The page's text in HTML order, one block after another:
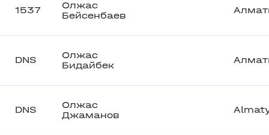
1537
Олжас
Бейсенбаев
DNS
Олжас
Бидайбек
DNS
Олжас
Джаманов